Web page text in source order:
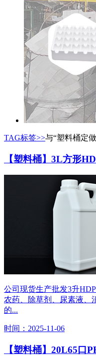
TAG标签>>与“塑料桶定
【塑料桶】3L方形
公司现货生产批发3升
农药、除草剂、尿素液、
的...
时间：2025-11-06
【塑料桶】20L65口